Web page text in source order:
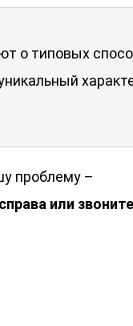
о типовых
проблему –
или